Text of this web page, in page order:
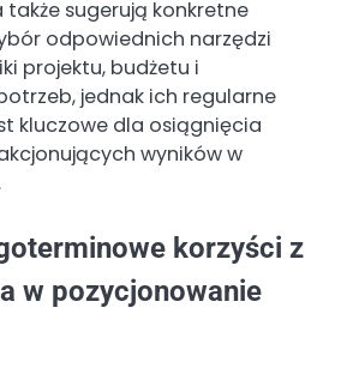
sugerują konkretne
odpowiednich narzędzi
projektu, budżetu i
jednak ich regularne
kluczowe dla osiągnięcia
wyników w
korzyści z
w pozycjonowanie